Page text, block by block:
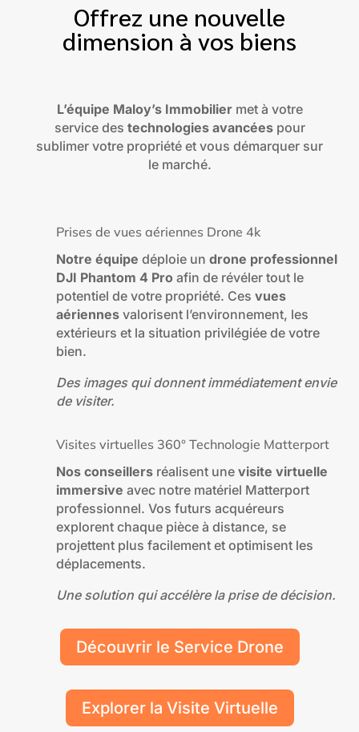
Offrez une nouvelle
dimension à vos biens
L’équipe Maloy’s Immobiliermet à votre
service des technologies avancéespour
sublimer votre propriété et vous démarquer sur
le marché.
Prises de vues aériennes Drone 4k
Notre équipe déploie un drone professionnel
DJI Phantom 4 Pro afin de révéler tout le
potentiel de votre propriété. Ces vues
aériennesvalorisent l’environnement, les
extérieurs et la situation privilégiée de votre
bien.
Des images qui donnent immédiatement envie
de visiter.
Visites virtuelles 360° Technologie Matterport
Nos conseillersréalisent une visite virtuelle
immersive avec notre matériel Matterport
professionnel. Vos futurs acquéreurs
explorent chaque pièce à distance, se
projettent plus facilement et optimisent les
déplacements.
Une solution qui accélère la prise de décision.
Découvrir le Service Drone
Explorer la Visite Virtuelle